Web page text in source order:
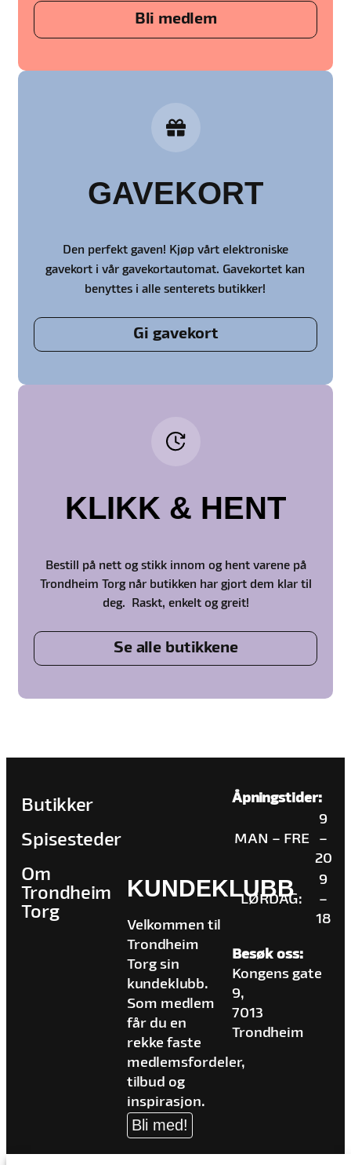
Bli medlem
GAVEKORT
Den perfekt gaven! Kjøp vårt elektroniske
gavekort i vår gavekortautomat. Gavekortet kan
benyttes i alle senterets butikker!
Gi gavekort
KLIKK & HENT
Bestill på nett og stikk innom og hent varene på
Trondheim Torg når butikken har gjort dem klar til
deg. Raskt, enkelt og greit!
Se alle butikkene
Butikker
Spisesteder
Om
Trondheim
Torg
KUNDEKLUBB
Velkommen til
Trondheim
Torg sin
kundeklubb.
Som medlem
får du en
rekke faste
medlemsfordeler,
tilbud og
inspirasjon.
Bli med!
Åpningstider:
MAN – FRE
9
–
20
LØRDAG:
9
–
18
Besøk oss:
Kongens gate
9,
7013
Trondheim